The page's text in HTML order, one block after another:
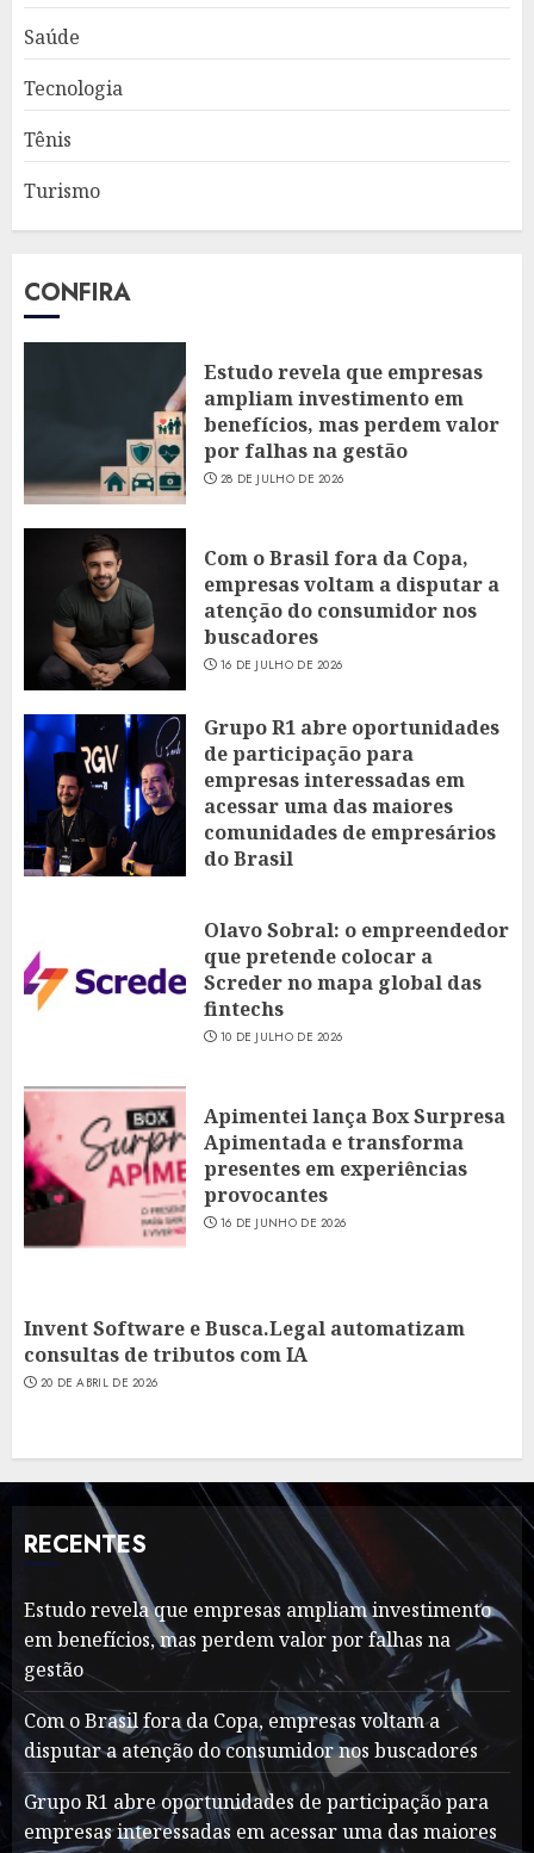
Saúde
Tecnologia
Tênis
Turismo
CONFIRA
Estudo revela que empresas
ampliam investimento em
benefícios, mas perdem valor
por falhas na gestão
28 DE JULHO DE 2026
Com o Brasil fora da Copa,
empresas voltam a disputar a
atenção do consumidor nos
buscadores
16 DE JULHO DE 2026
Grupo R1 abre oportunidades
de participação para
empresas interessadas em
acessar uma das maiores
comunidades de empresários
do Brasil
Olavo Sobral: o empreendedor
que pretende colocar a
Screder no mapa global das
fintechs
10 DE JULHO DE 2026
Apimentei lança Box Surpresa
Apimentada e transforma
presentes em experiências
provocantes
16 DE JUNHO DE 2026
Invent Software e Busca.Legal automatizam
consultas de tributos com IA
20 DE ABRIL DE 2026
RECENTES
Estudo revela que empresas ampliam investimento
em benefícios, mas perdem valor por falhas na
gestão
Com o Brasil fora da Copa, empresas voltam a
disputar a atenção do consumidor nos buscadores
Grupo R1 abre oportunidades de participação para
empresas interessadas em acessar uma das maiores